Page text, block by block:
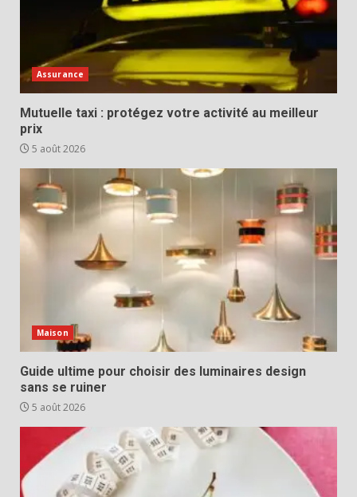
Assurance
Mutuelle taxi : protégez votre activité au meilleur
prix
5 août 2026
Maison
Guide ultime pour choisir des luminaires design
sans se ruiner
5 août 2026